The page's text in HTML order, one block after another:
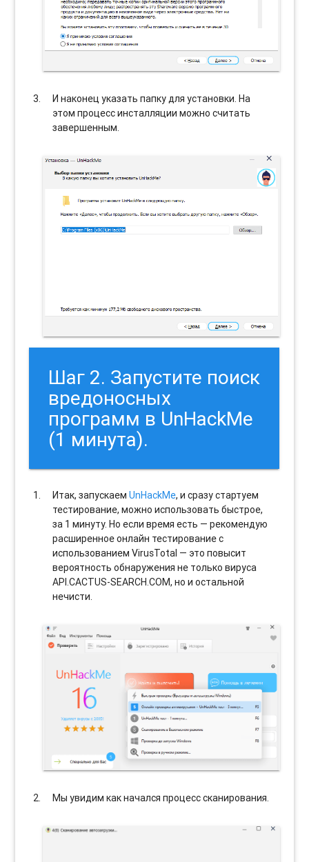
И наконец указать папку для установки. На
этом процесс инсталляции можно считать
завершенным.
Шаг 2. Запустите поиск
вредоносных
программ в UnHackMe
(1 минута).
Итак, запускаемUnHackMe, и сразу стартуем
тестирование, можно использовать быстрое,
за 1 минуту. Но если время есть — рекомендую
расширенное онлайн тестирование с
использованием VirusTotal — это повысит
вероятность обнаружения не только вируса
API.CACTUS-SEARCH.COM, но и остальной
нечисти.
Мы увидим как начался процесс сканирования.